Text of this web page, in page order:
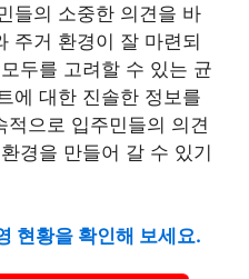
들의 소중한 의견을 바
주거 환경이 잘 마련되
두를 고려할 수 있는 균
에 대한 진솔한 정보를
으로 입주민들의 의견
경을 만들어 갈 수 있기
현황을 확인해 보세요.